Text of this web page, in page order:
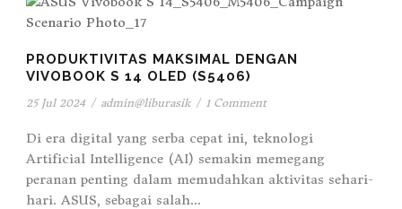
PRODUKTIVITAS MAKSIMAL DENGAN
VIVOBOOK S 14 OLED (S5406)
25 Jul 2024 / admin@liburasik / 1 Comment
Di era digital yang serba cepat ini, teknologi
Artificial Intelligence (AI) semakin memegang
peranan penting dalam memudahkan aktivitas sehari-
hari. ASUS, sebagai salah...